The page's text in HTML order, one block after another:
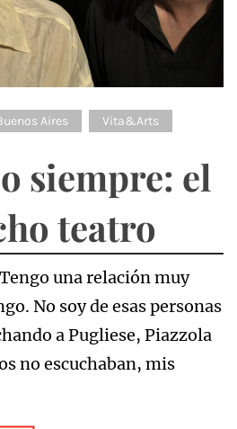
Aires Vita&Arts
siempre: el
teatro
una relación muy
No soy de esas personas
a Pugliese, Piazzola
no escuchaban, mis